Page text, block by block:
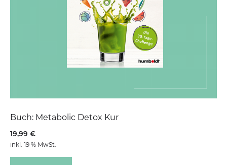
Buch: Metabolic Detox Kur
19,99 €
inkl. 19 % MwSt.